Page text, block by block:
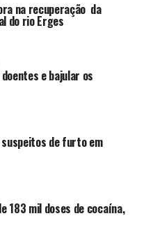
na recuperação da
do rio Erges
e bajular os
de furto em
183 mil doses de cocaína,